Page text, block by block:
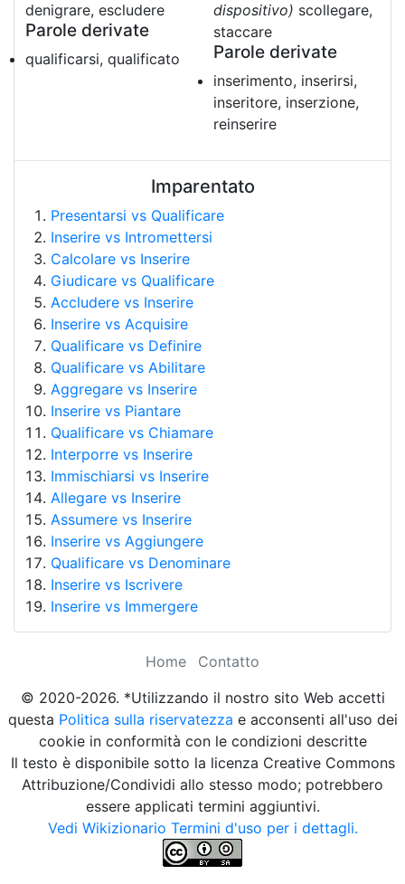
denigrare, escludere
Parole derivate
qualificarsi, qualificato
dispositivo) scollegare,
staccare
Parole derivate
inserimento, inserirsi,
inseritore, inserzione,
reinserire
Imparentato
Presentarsi vs Qualificare
Inserire vs Intromettersi
Calcolare vs Inserire
Giudicare vs Qualificare
Accludere vs Inserire
Inserire vs Acquisire
Qualificare vs Definire
Qualificare vs Abilitare
Aggregare vs Inserire
Inserire vs Piantare
Qualificare vs Chiamare
Interporre vs Inserire
Immischiarsi vs Inserire
Allegare vs Inserire
Assumere vs Inserire
Inserire vs Aggiungere
Qualificare vs Denominare
Inserire vs Iscrivere
Inserire vs Immergere
Home
Contatto
© 2020-2026. *Utilizzando il nostro sito Web accetti
questa Politica sulla riservatezza e acconsenti all'uso dei
cookie in conformità con le condizioni descritte
Il testo è disponibile sotto la licenza Creative Commons
Attribuzione/Condividi allo stesso modo; potrebbero
essere applicati termini aggiuntivi.
Vedi Wikizionario Termini d'uso per i dettagli.